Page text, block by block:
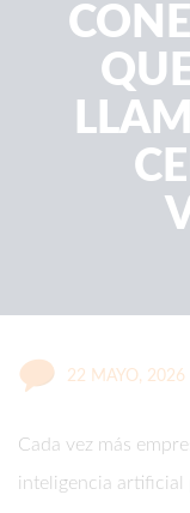
22 MAYO, 2026
Cada vez más
inteligencia artificial